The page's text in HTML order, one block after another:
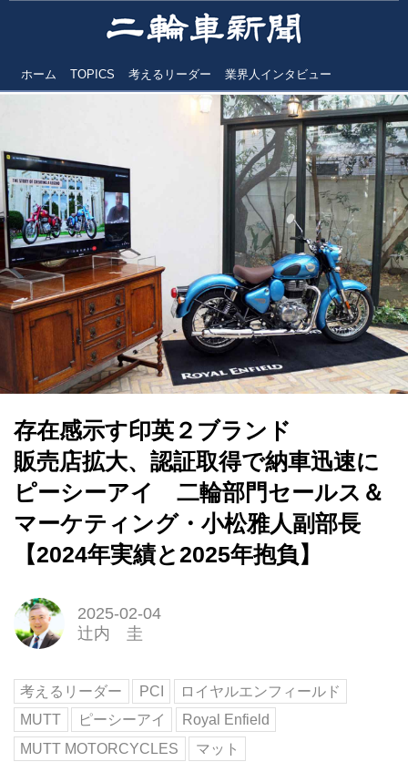
ホーム TOPICS 考えるリーダー 業界人インタビュー
存在感示す印英２ブランド
販売店拡大、認証取得で納車迅速に
ピーシーアイ 二輪部門セールス＆
マーケティング・小松雅人副部長
【2024年実績と2025年抱負】
2025-02-04
辻内 圭
考えるリーダー PCI
ロイヤルエンフィールド
MUTT
ピーシーアイ
Royal Enfield
MUTT MOTORCYCLES
マット